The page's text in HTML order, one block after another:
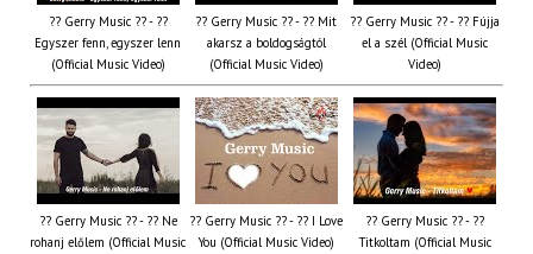
?? Gerry Music ?? - ??
Egyszer fenn, egyszer lenn
(Official Music Video)
?? Gerry Music ?? - ?? Mit
akarsz a boldogságtól
(Official Music Video)
?? Gerry Music ?? - ?? Fújja
el a szél (Official Music
Video)
?? Gerry Music ?? - ?? Ne
rohanj előlem (Official Music
?? Gerry Music ?? - ?? I Love
You (Official Music Video)
?? Gerry Music ?? - ??
Titkoltam (Official Music